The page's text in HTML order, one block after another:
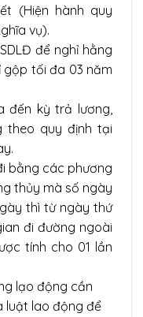
(Hiện hành quy
vụ).
để nghỉ hằng
gộp tối đa 03 năm
đến kỳ trả lương,
theo quy định tại
bằng các phương
thủy mà số ngày
thì từ ngày thứ
đi đường ngoài
tính cho 01 lần
lạo động cần
luật lao động để